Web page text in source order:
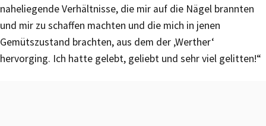
naheliegende Verhältnisse, die mir auf die Nägel brannten
und mir zu schaffen machten und die mich in jenen
Gemütszustand brachten, aus dem der ‚Werther‘
hervorging. Ich hatte gelebt, geliebt und sehr viel gelitten!“